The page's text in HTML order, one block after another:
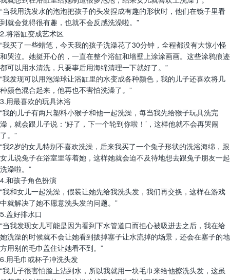
“当我用洗发水的泡泡把孩子的头发捏成有趣的形状时，他们在镜子里看
到就会觉得很有趣，也就不会反感洗澡啦。”
2.将浴缸变成艺术区
“我买了一些蜡笔，今天我的孩子洗澡花了30分钟，全程都没有大惊小怪
和哭泣。她挺开心的，一直在整个浴缸和墙壁上涂涂画画。这些涂鸦痕迹
都可以用水清洗，只要事后用海绵清理一下就好了。”
“我发现可以用泡澡球让浴缸里的水变成各种颜色，我的儿子还喜欢将几
种颜色混合起来，他再也不害怕洗澡了。”
3.用最喜欢的玩具沐浴
“我的儿子有两只塑料小猴子和他一起洗澡，每当我先给猴子玩具洗完
澡，就会跟儿子说：‘好了，下一个轮到你啦！’，这样他就不会再哭闹
了。”
“我2岁的女儿特别不喜欢洗澡，后来我买了一个兔子形状的洗浴海绵，跟
女儿说兔子在浴室里等着她，这样她就会迫不及待地想去跟兔子朋友一起
洗澡啦。”
4.和孩子角色扮演
“我和女儿一起洗澡，假装让她先给我洗头发，我们再交换，这样在游戏
中就解决了她不愿意洗头发的问题。”
5.盖好排水口
“当我发现女儿可能是因为看到下水管道口而担心被吸进去之后，我在给
她洗澡的时候就不会让她看到拔掉塞子让水流掉的场景，还会在塞子的地
方用别的毛巾盖住让她看不到。”
6.用毛巾或杯子冲洗头发
“我儿子很害怕脸上沾到水，所以我就用一块毛巾来给他擦洗头发，这虽